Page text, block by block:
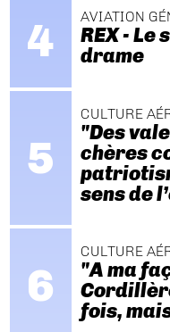
AVIATION
REX -
drame
CULTURE
"Des
chères
sens de
CULTURE
"A ma
fois,